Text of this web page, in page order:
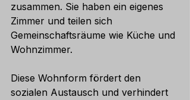
zusammen. Sie haben ein eigenes
Zimmer und teilen sich
Gemeinschaftsräume wie Küche und
Wohnzimmer.
Diese Wohnform fördert den
sozialen Austausch und verhindert